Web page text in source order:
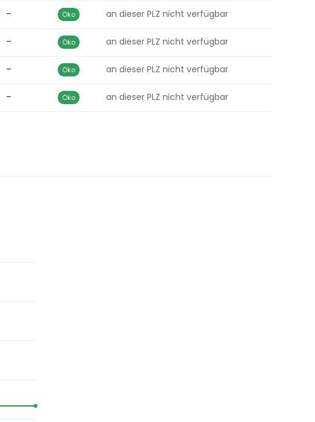
– Öko an dieser PLZ nicht verfügbar
– Öko an dieser PLZ nicht verfügbar
– Öko an dieser PLZ nicht verfügbar
– Öko an dieser PLZ nicht verfügbar